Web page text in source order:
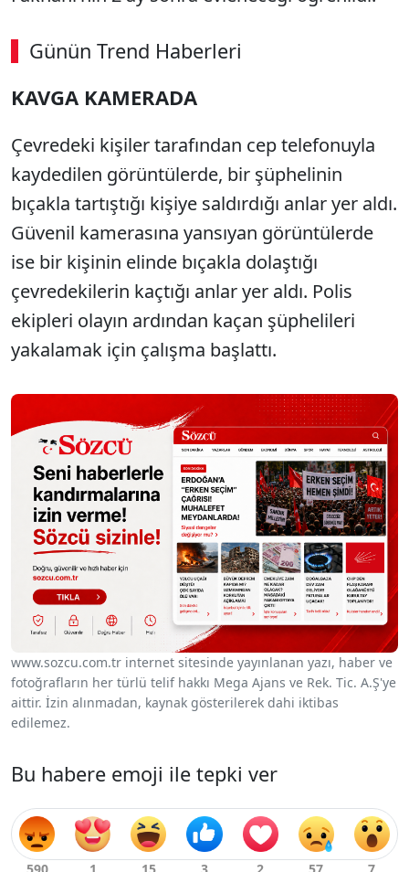
Günün Trend Haberleri
00:01 / 08:15
KAVGA KAMERADA
Çevredeki kişiler tarafından cep telefonuyla
kaydedilen görüntülerde, bir şüphelinin
bıçakla tartıştığı kişiye saldırdığı anlar yer aldı.
Güvenil kamerasına yansıyan görüntülerde
ise bir kişinin elinde bıçakla dolaştığı
çevredekilerin kaçtığı anlar yer aldı. Polis
ekipleri olayın ardından kaçan şüphelileri
yakalamak için çalışma başlattı.
www.sozcu.com.tr internet sitesinde yayınlanan yazı, haber ve
fotoğrafların her türlü telif hakkı Mega Ajans ve Rek. Tic. A.Ş'ye
aittir. İzin alınmadan, kaynak gösterilerek dahi iktibas
edilemez.
Bu habere emoji ile tepki ver